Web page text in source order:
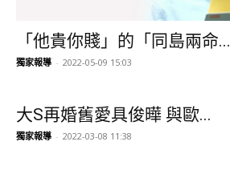
「他貴你賤」的「同島兩命...
獨家報導 - 2022-05-09 15:03
大S再婚舊愛具俊曄 與歐...
獨家報導 - 2022-03-08 11:38